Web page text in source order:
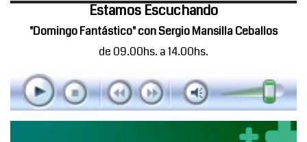
Estamos Escuchando
"Domingo Fantástico" con Sergio Mansilla Ceballos
de 09.00hs. a 14.00hs.